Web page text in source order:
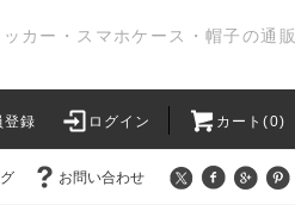
カー・スマホケース・帽子の通販
登録 ログイン カート(0)
お問い合わせ